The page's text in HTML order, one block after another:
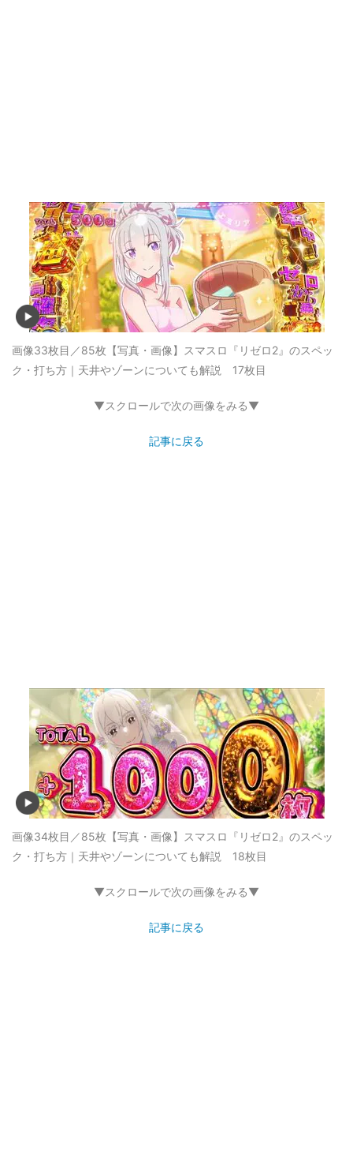
画像33枚目／85枚 【写真・画像】スマスロ『リゼロ2』のスペッ
ク・打ち方｜天井やゾーンについても解説 17枚目
▼スクロールで次の画像をみる▼
記事に戻る
画像34枚目／85枚 【写真・画像】スマスロ『リゼロ2』のスペッ
ク・打ち方｜天井やゾーンについても解説 18枚目
▼スクロールで次の画像をみる▼
記事に戻る